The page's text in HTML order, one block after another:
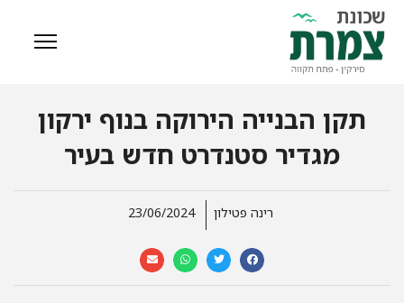
תקן הבנייה הירוקה בנוף ירקון
מגדיר סטנדרט חדש בעיר
רינה פטילון 23/06/2024